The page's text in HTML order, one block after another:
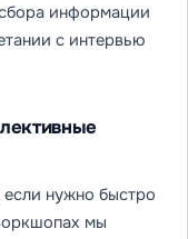
информации
с интервью
нужно быстро
мы